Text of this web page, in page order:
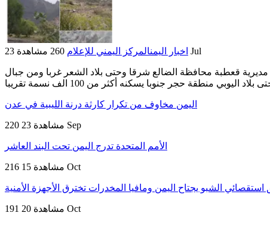
اخبار اليمنالمركز اليمني للإعلام 23 Jul
قعطبة محافظة الضالع شرقا وحتى بلاد الشعر غربا ومن جبال
اليمن مخاوف من تكرار كارثة درنة الليبية في عدن
220 مشاهدة 23 Sep
الأمم المتحدة تدرج اليمن تحت البند العاشر
216 مشاهدة 15 Oct
استقصائي الشبو يجتاح اليمن ومافيا المخدرات تخترق الأجهزة الأمنية
191 مشاهدة 20 Oct